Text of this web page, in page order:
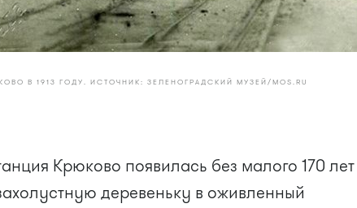
В 1913 ГОДУ. ИСТОЧНИК: ЗЕЛЕНОГРАДСКИЙ МУЗЕЙ/MOS.RU
Крюково появилась без малого 170 лет
деревеньку в оживленный